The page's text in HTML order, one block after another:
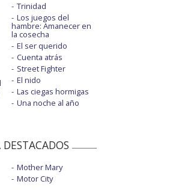
Trinidad
Los juegos del
hambre: Amanecer en
la cosecha
El ser querido
Cuenta atrás
Street Fighter
El nido
Las ciegas hormigas
Una noche al año
Mother Mary
Motor City